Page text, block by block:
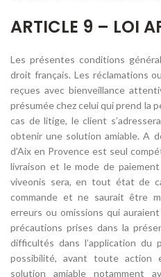
ARTICLE 9 – LOI
Les présentes conditions
droit français. Les réclamations
reçues avec bienveillance
présumée chez celui qui prend la
cas de litige, le client
obtenir une solution amiable. A
d’Aix en Provence est seul
livraison et le mode de
viveonis sera, en tout état de
commande et ne saurait être
erreurs ou omissions qui
précautions prises dans la
difficultés dans l’application du
possibilité, avant toute action
solution amiable notamment